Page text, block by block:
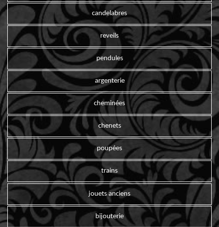
candelabres
reveils
pendules
argenterie
cheminées
chenets
poupées
trains
jouets anciens
bijouterie